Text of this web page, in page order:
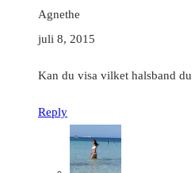
Agnethe
juli 8, 2015
Kan du visa vilket halsband du
Reply